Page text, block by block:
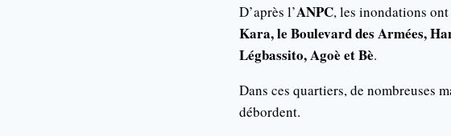
D’après l’ANPC, les inondations
Kara, le Boulevard des Armées,
Légbassito, Agoè et Bè.
Dans ces quartiers, de nombreuses
débordent.